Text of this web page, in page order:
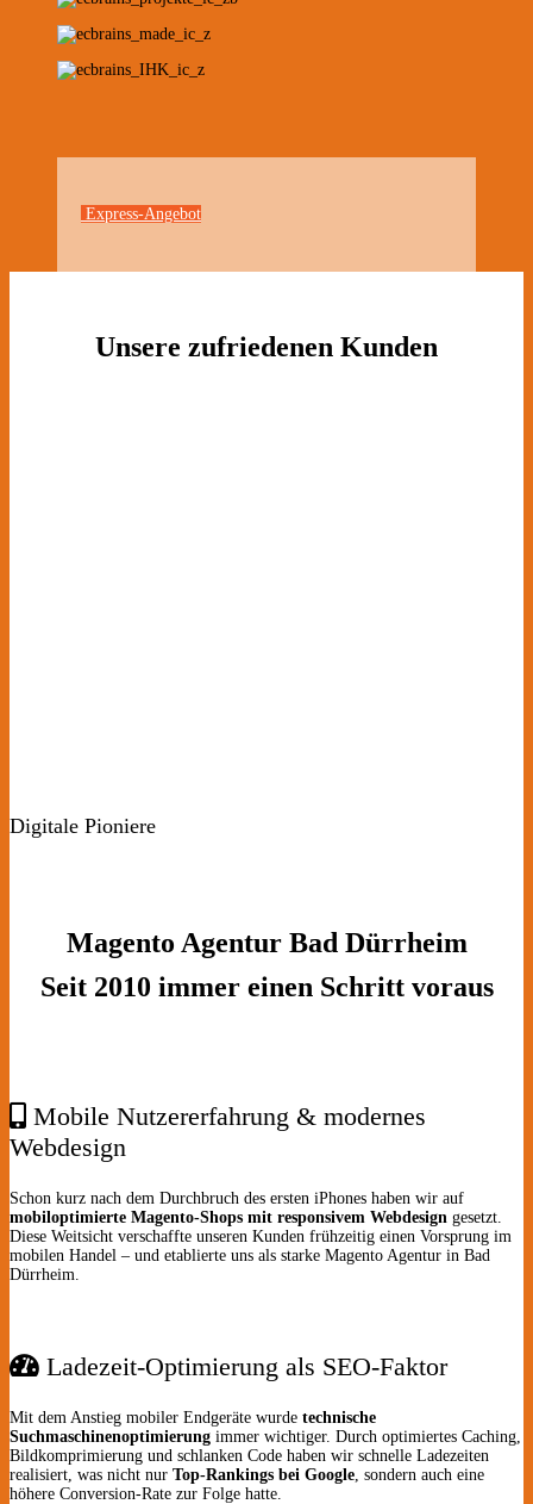
Express-Angebot
Unsere zufriedenen Kunden
Digitale Pioniere
Magento Agentur Bad Dürrheim
Seit 2010 immer einen Schritt voraus
Mobile Nutzererfahrung & modernes
Webdesign
Schon kurz nach dem Durchbruch des ersten iPhones haben wir auf
mobiloptimierte Magento-Shops mit responsivem Webdesign gesetzt.
Diese Weitsicht verschaffte unseren Kunden frühzeitig einen Vorsprung im
mobilen Handel – und etablierte uns als starke Magento Agentur in Bad
Dürrheim.
Ladezeit-Optimierung als SEO-Faktor
Mit dem Anstieg mobiler Endgeräte wurde technische
Suchmaschinenoptimierung immer wichtiger. Durch optimiertes Caching,
Bildkomprimierung und schlanken Code haben wir schnelle Ladezeiten
realisiert, was nicht nur Top-Rankings bei Google , sondern auch eine
höhere Conversion-Rate zur Folge hatte.